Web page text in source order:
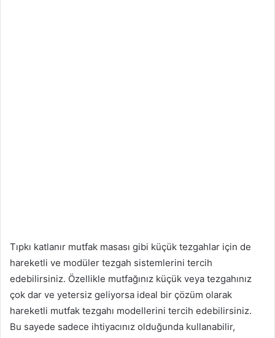
Tıpkı katlanır mutfak masası gibi küçük tezgahlar için de
hareketli ve modüler tezgah sistemlerini tercih
edebilirsiniz. Özellikle mutfağınız küçük veya tezgahınız
çok dar ve yetersiz geliyorsa ideal bir çözüm olarak
hareketli mutfak tezgahı modellerini tercih edebilirsiniz.
Bu sayede sadece ihtiyacınız olduğunda kullanabilir,